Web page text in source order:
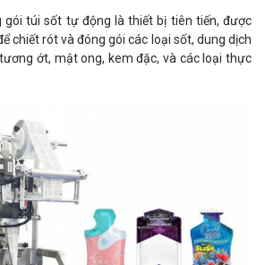
gói túi sốt tự động là thiết bị tiên tiến, được
chiết rót và đóng gói các loại sốt, dung dịch
ớt, mật ong, kem đặc, và các loại thực